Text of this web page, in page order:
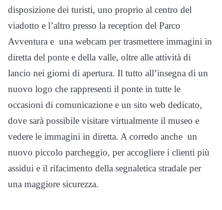
disposizione dei turisti, uno proprio al centro del
viadotto e l’altro presso la reception del Parco
Avventura e una webcam per trasmettere immagini in
diretta del ponte e della valle, oltre alle attività di
lancio nei giorni di apertura. Il tutto all’insegna di un
nuovo logo che rappresenti il ponte in tutte le
occasioni di comunicazione e un sito web dedicato,
dove sarà possibile visitare virtualmente il museo e
vedere le immagini in diretta. A corredo anche un
nuovo piccolo parcheggio, per accogliere i clienti più
assidui e il rifacimento della segnaletica stradale per
una maggiore sicurezza.